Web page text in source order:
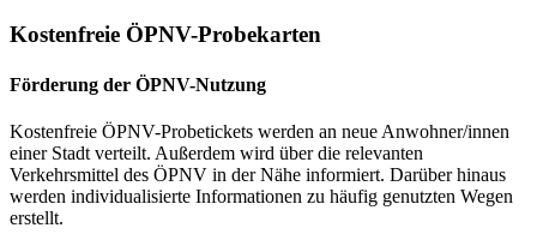
Kostenfreie ÖPNV-Probekarten
Förderung der ÖPNV-Nutzung
Kostenfreie ÖPNV-Probetickets werden an neue Anwohner/innen
einer Stadt verteilt. Außerdem wird über die relevanten
Verkehrsmittel des ÖPNV in der Nähe informiert. Darüber hinaus
werden individualisierte Informationen zu häufig genutzten Wegen
erstellt.